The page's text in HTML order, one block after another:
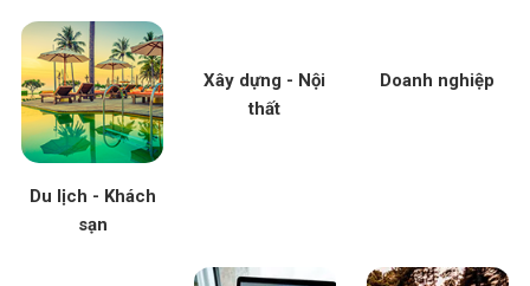
Du lịch - Khách
sạn
Xây dựng - Nội
thất
Doanh nghiệp